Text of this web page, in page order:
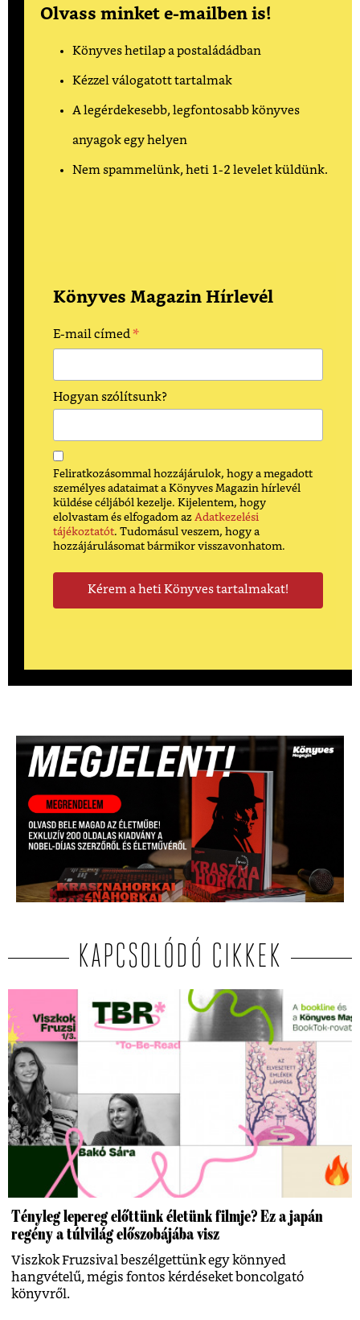
Olvass minket e-mailben is!
Könyves hetilap a postaládádban
Kézzel válogatott tartalmak
A legérdekesebb, legfontosabb könyves
anyagok egy helyen
Nem spammelünk, heti 1-2 levelet küldünk.
Könyves Magazin Hírlevél
E-mail címed *
Hogyan szólítsunk?
Feliratkozásommal hozzájárulok, hogy a megadott
személyes adataimat a Könyves Magazin hírlevél
küldése céljából kezelje. Kijelentem, hogy
elolvastam és elfogadom az Adatkezelési
tájékoztatót. Tudomásul veszem, hogy a
hozzájárulásomat bármikor visszavonhatom.
KAPCSOLÓDÓ CIKKEK
Tényleg lepereg előttünk életünk filmje? Ez a japán
regény a túlvilág előszobájába visz
Viszkok Fruzsival beszélgettünk egy könnyed
hangvételű, mégis fontos kérdéseket boncolgató
könyvről.